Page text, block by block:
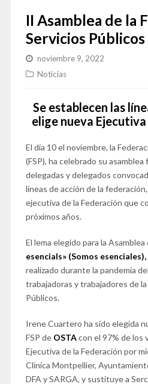
II Asamblea de la
Servicios Públicos
noviembre 9, 2022
Noticias
Se establecen las
elige nueva
El día 10 el noviembre, la
(FSP), ha celebrado su
delegadas y delegados
líneas de acción de la
ejecutiva de la Federación que
próximos años.
El lema elegido para la Asamblea
esencials» (Somos esenciales),
realizado durante la pandemia
trabajadoras y trabajadores de
Públicos.
Irene Cuartero ha sido elegida
FSP de OSTAcon el 97% de los
Ejecutiva de la Federación por
Clínica Montpellier,
DFA y SARGA, y sustituye a